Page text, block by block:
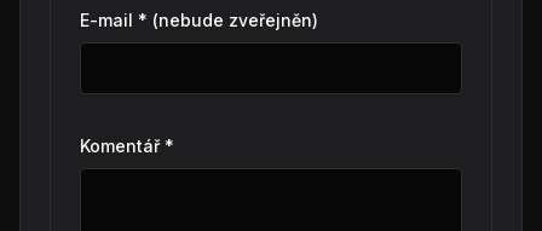
E-mail * (nebude zveřejněn)
Komentář *